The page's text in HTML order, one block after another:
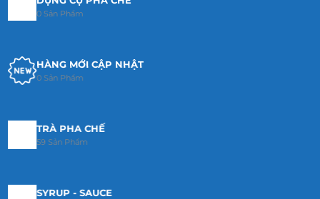
0 Sản Phẩm
HÀNG MỚI CẬP NHẬT
0 Sản Phẩm
TRÀ PHA CHẾ
59 Sản Phẩm
SYRUP - SAUCE